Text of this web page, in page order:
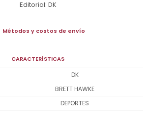
Editorial: DK
Métodos y costos de envío
CARACTERÍSTICAS
DK
BRETT HAWKE
DEPORTES